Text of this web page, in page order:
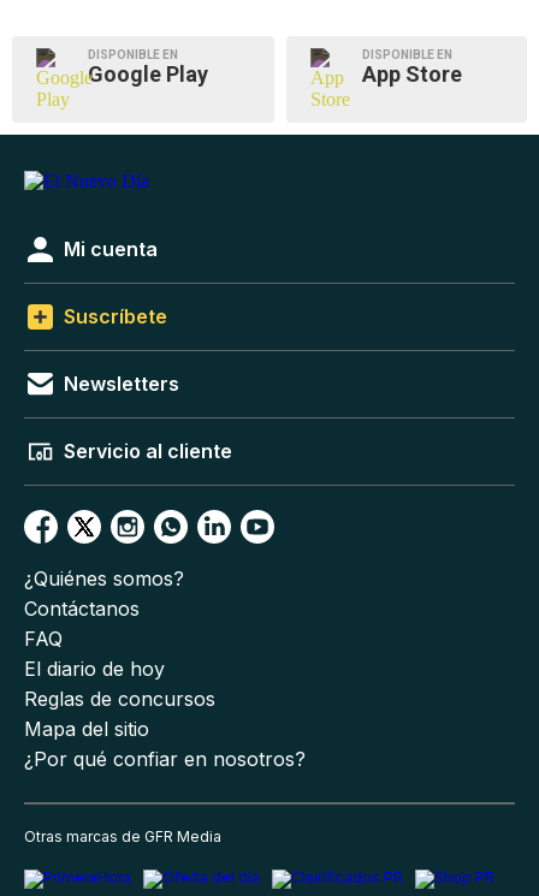
DISPONIBLE EN
Google Play
DISPONIBLE EN
App Store
Mi cuenta
Suscríbete
Newsletters
Servicio al cliente
¿Quiénes somos?
Contáctanos
FAQ
El diario de hoy
Reglas de concursos
Mapa del sitio
¿Por qué confiar en nosotros?
Otras marcas de GFR Media